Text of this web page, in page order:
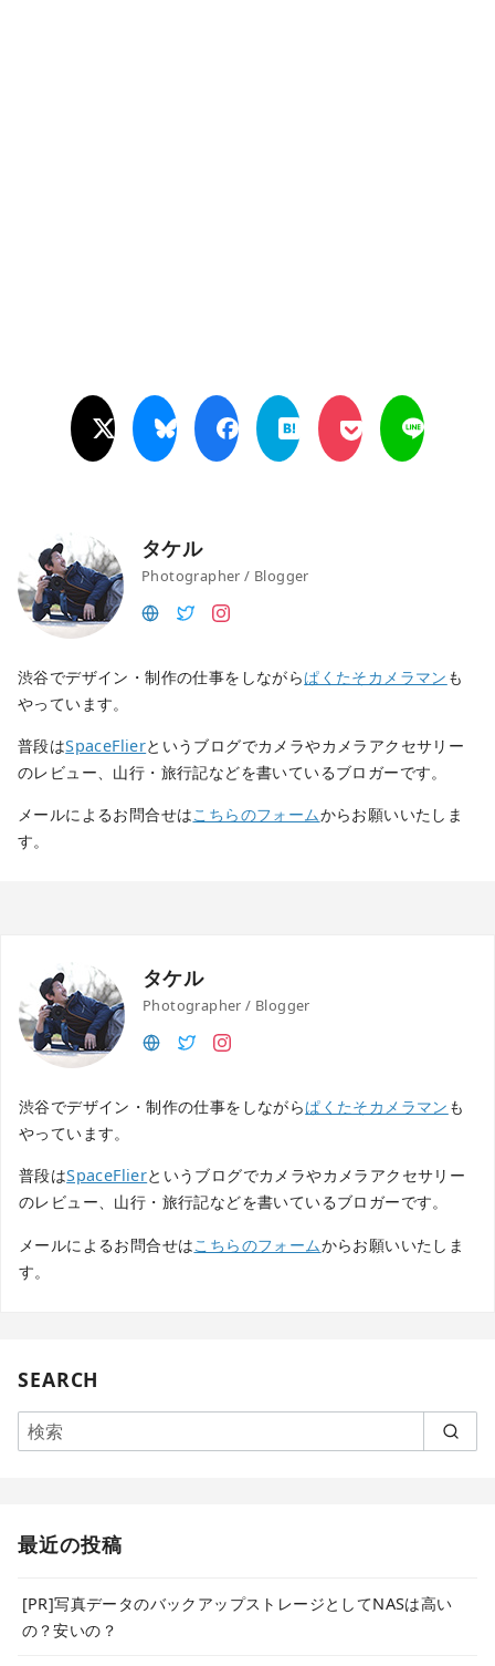
タケル
Photographer / Blogger
渋谷でデザイン・制作の仕事をしながらぱくたそカメラマン も
やっています。
普段はSpaceFlierというブログでカメラやカメラアクセサリー
のレビュー、山行・旅行記などを書いているブロガーです。
メールによるお問合せはこちらのフォームからお願いいたしま
す。
タケル
Photographer / Blogger
渋谷でデザイン・制作の仕事をしながらぱくたそカメラマン も
やっています。
普段はSpaceFlierというブログでカメラやカメラアクセサリー
のレビュー、山行・旅行記などを書いているブロガーです。
メールによるお問合せはこちらのフォームからお願いいたしま
す。
SEARCH
最近の投稿
[PR]写真データのバックアップストレージとしてNASは高い
の？安いの？